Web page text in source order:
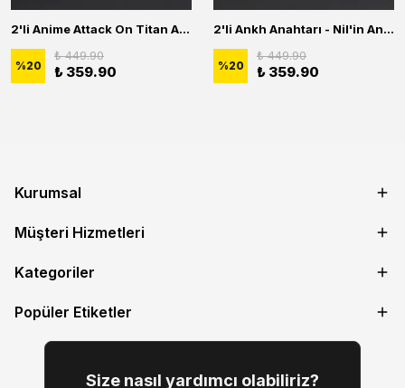
2'li Anime Attack On Titan Acrylic Maria Anime Naruto Erkek Kadın Kolye Seti
%20
₺ 449.90
₺ 359.90
2'li Ankh Anahtarı - Nil'in Anahtarı - Kuru Kafa Erkek Kadın Kolye Seti
%20
₺ 449.90
₺ 359.90
Kurumsal
Müşteri Hizmetleri
Kategoriler
Popüler Etiketler
Size nasıl yardımcı olabiliriz?